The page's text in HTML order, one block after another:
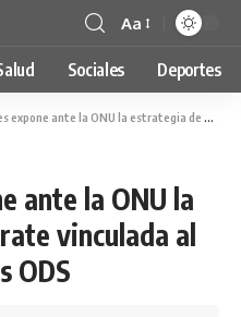
Aa
Sociales Deportes
la ONU la estrategia de Supérate vinculada al cumplimiento de los ODS
ante la ONU la
vinculada al
ODS